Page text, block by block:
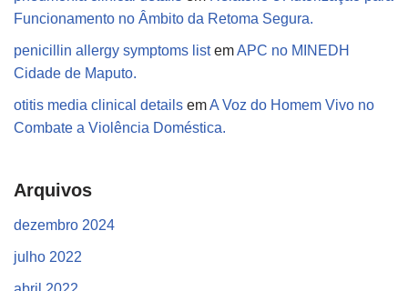
Funcionamento no Âmbito da Retoma Segura.
penicillin allergy symptoms listemAPC no MINEDH
Cidade de Maputo.
otitis media clinical details emA Voz do Homem Vivo no
Combate a Violência Doméstica.
Arquivos
dezembro 2024
julho 2022